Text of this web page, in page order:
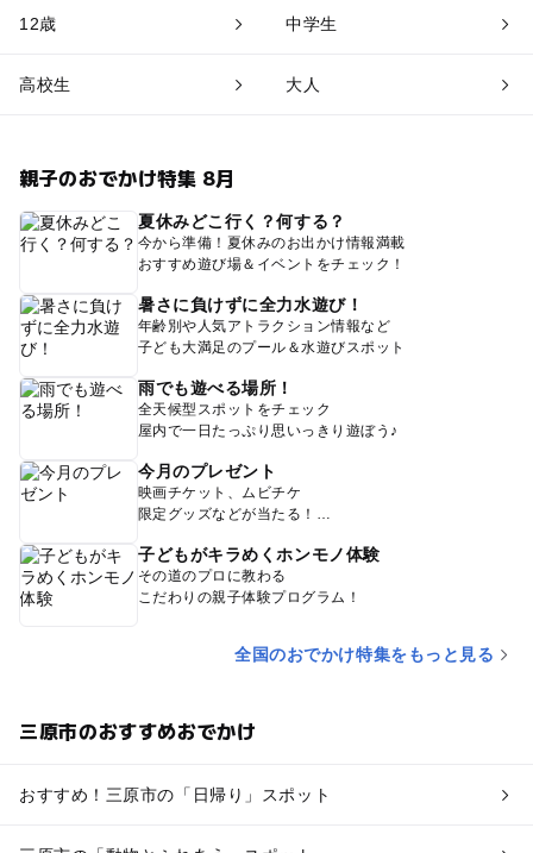
12歳 中学生
高校生 大人
親子のおでかけ特集 8月
夏休みどこ行く？何する？
今から準備！夏休みのお出かけ情報満載
おすすめ遊び場＆イベントをチェック！
暑さに負けずに全力水遊び！
年齢別や人気アトラクション情報など
子ども大満足のプール＆水遊びスポット
雨でも遊べる場所！
全天候型スポットをチェック
屋内で一日たっぷり思いっきり遊ぼう♪
今月のプレゼント
映画チケット、ムビチケ
限定グッズなどが当たる！
子どもがキラめくホンモノ体験
その道のプロに教わる
こだわりの親子体験プログラム！
全国のおでかけ特集をもっと見る
三原市のおすすめおでかけ
おすすめ！三原市の「日帰り」スポット